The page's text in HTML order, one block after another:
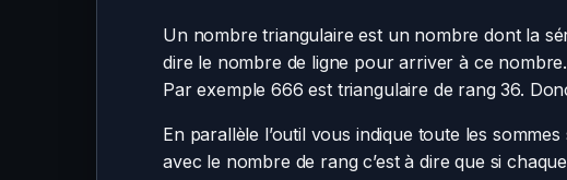
Un nombre triangulaire est un nombre dont la
dire le nombre de ligne pour arriver à ce nombre.
Par exemple 666 est triangulaire de rang 36.
En parallèle l’outil vous indique toute les
avec le nombre de rang c’est à dire que si